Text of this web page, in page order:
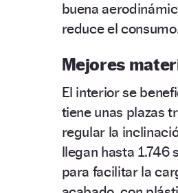
buena
reduce el
Mejores
El interior se
tiene unas plazas
regular la
llegan hasta 1.746
para facilitar la